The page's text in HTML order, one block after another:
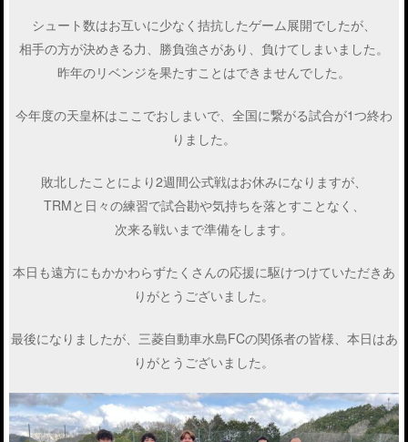
シュート数はお互いに少なく拮抗したゲーム展開でしたが、
相手の方が決めきる力、勝負強さがあり、負けてしまいました。
昨年のリベンジを果たすことはできませんでした。
今年度の天皇杯はここでおしまいで、全国に繋がる試合が1つ終わ
りました。
敗北したことにより2週間公式戦はお休みになりますが、
TRMと日々の練習で試合勘や気持ちを落とすことなく、
次来る戦いまで準備をします。
本日も遠方にもかかわらずたくさんの応援に駆けつけていただきあ
りがとうございました。
最後になりましたが、三菱自動車水島FCの関係者の皆様、本日はあ
りがとうございました。